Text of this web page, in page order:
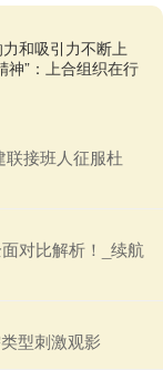
和吸引力不断上
神”：上合组织在行
接班人征服杜
对比解析！_续航
型刺激观影